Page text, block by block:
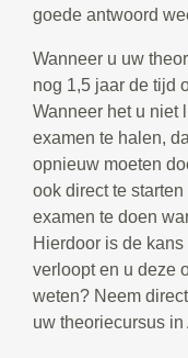
goede antwoord
Wanneer u uw
nog 1,5 jaar de tijd
Wanneer het u niet
examen te halen,
opnieuw moeten
ook direct te
examen te doen
Hierdoor is de
verloopt en u deze
weten? Neem
uw theoriecursus in